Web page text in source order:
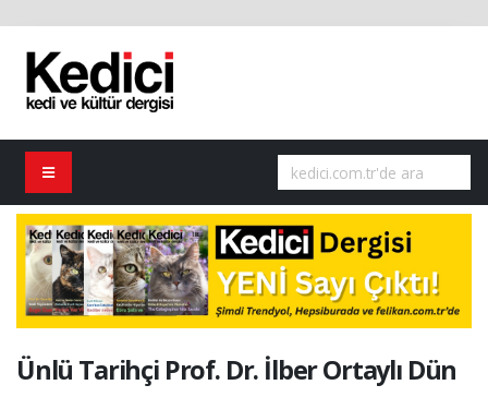
Ünlü Tarihçi Prof. Dr. İlber Ortaylı Dün